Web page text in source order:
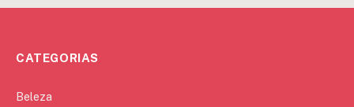
CATEGORIAS
Beleza